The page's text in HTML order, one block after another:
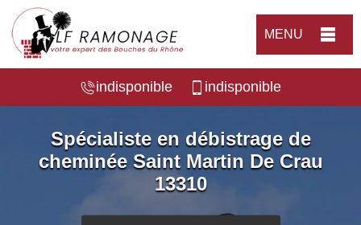
MENU
indisponible indisponible
Spécialiste en débistrage de
cheminée Saint Martin De Crau
13310